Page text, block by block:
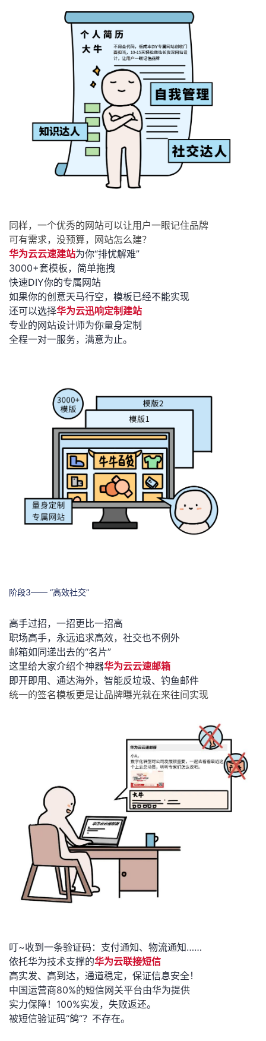
同样， 一个优秀的网站可以让用户一眼记住品牌
可有需求，没预算，网站怎么建？
华为云云速建站为你“排忧解难”
3000+套模板，简单拖拽
快速DIY你的专属网站
如果你的创意天马行空，模板已经不能实现
还可以选择华为云迅响定制建站
专业的网站设计师为你量身定制
全程一对一服务，满意为止。
阶段3—— “高效社交”
高手过招，一招更比一招高
职场高手，永远追求高效， 社交也不例外
邮箱如同递出去的“名片”
这里给大家介绍个神器华为云云速邮箱
即开即用、通达海外，智能反垃圾、钓鱼邮件
统一的签名模板更是让品牌曝光就在来往间实现
叮~收到一条验证码：支付通知、物流通知……
依托华为技术支撑的华为云联接短信
高实发、高到达，通道稳定，保证信息安全！
中国运营商80%的短信网关平台由华为提供
实力保障！100%实发，失败返还。
被短信验证码“鸽“？不存在。